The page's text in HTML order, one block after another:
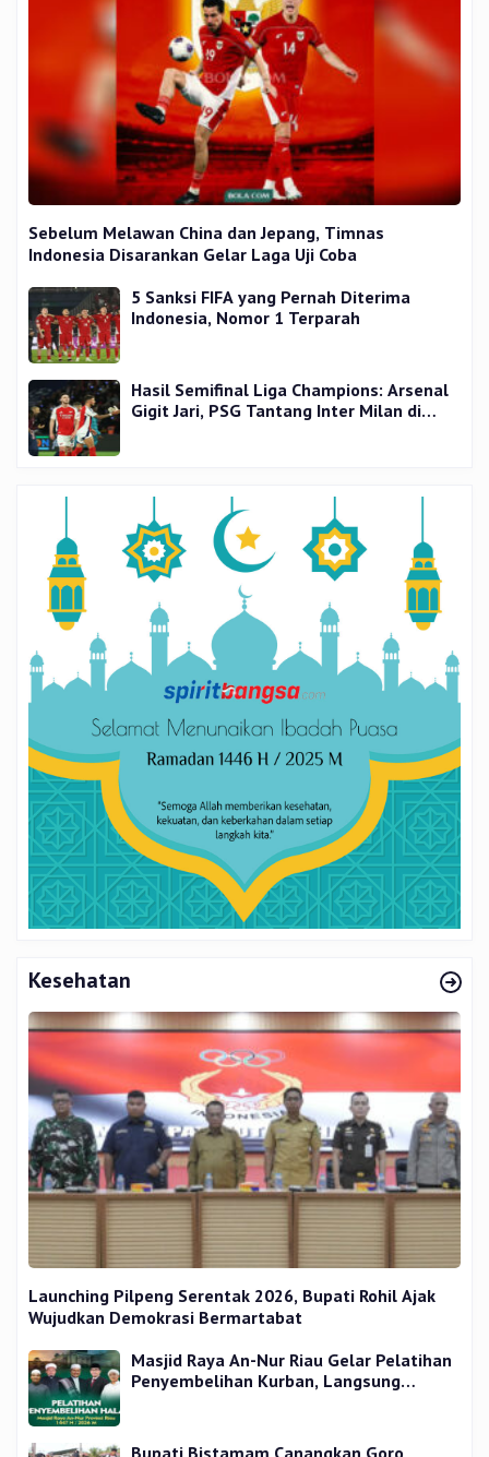
Sebelum Melawan China dan Jepang, Timnas
Indonesia Disarankan Gelar Laga Uji Coba
5 Sanksi FIFA yang Pernah Diterima
Indonesia, Nomor 1 Terparah
Hasil Semifinal Liga Champions: Arsenal
Gigit Jari, PSG Tantang Inter Milan di
Kesehatan
Launching Pilpeng Serentak 2026, Bupati Rohil Ajak
Wujudkan Demokrasi Bermartabat
Masjid Raya An-Nur Riau Gelar Pelatihan
Penyembelihan Kurban, Langsung
Bupati Bistamam Canangkan Goro